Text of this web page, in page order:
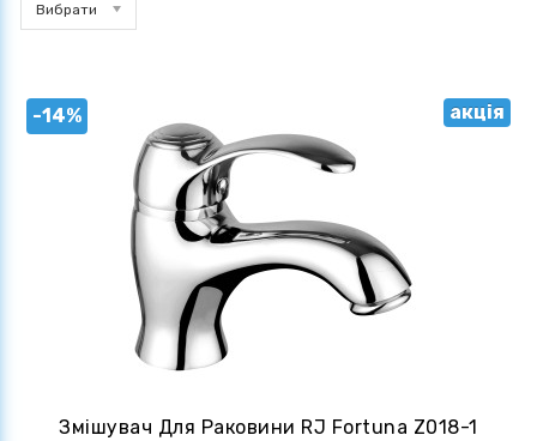
Вибрати
-14% акція
Змішувач Для Раковини RJ Fortuna Z018-1